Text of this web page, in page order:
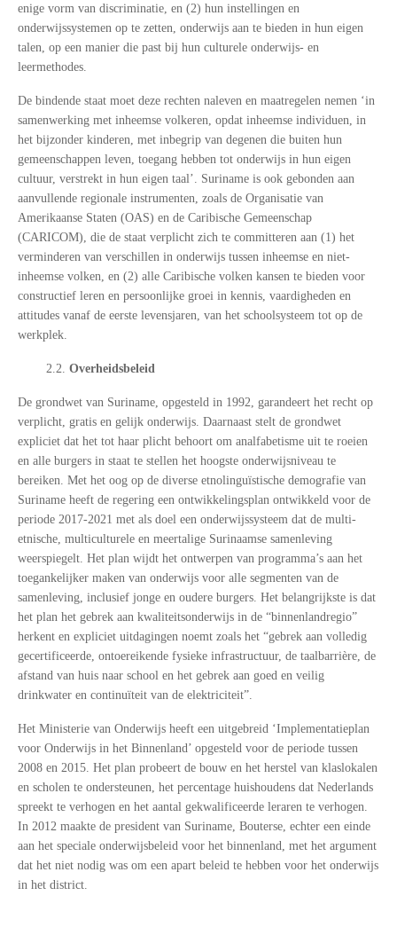
enige vorm van discriminatie, en (2) hun instellingen en
onderwijssystemen op te zetten, onderwijs aan te bieden in hun eigen
talen, op een manier die past bij hun culturele onderwijs- en
leermethodes.
De bindende staat moet deze rechten naleven en maatregelen nemen ‘in
samenwerking met inheemse volkeren, opdat inheemse individuen, in
het bijzonder kinderen, met inbegrip van degenen die buiten hun
gemeenschappen leven, toegang hebben tot onderwijs in hun eigen
cultuur, verstrekt in hun eigen taal’. Suriname is ook gebonden aan
aanvullende regionale instrumenten, zoals de Organisatie van
Amerikaanse Staten (OAS) en de Caribische Gemeenschap
(CARICOM), die de staat verplicht zich te committeren aan (1) het
verminderen van verschillen in onderwijs tussen inheemse en niet-
inheemse volken, en (2) alle Caribische volken kansen te bieden voor
constructief leren en persoonlijke groei in kennis, vaardigheden en
attitudes vanaf de eerste levensjaren, van het schoolsysteem tot op de
werkplek.
2.2. Overheidsbeleid
De grondwet van Suriname, opgesteld in 1992, garandeert het recht op
verplicht, gratis en gelijk onderwijs. Daarnaast stelt de grondwet
expliciet dat het tot haar plicht behoort om analfabetisme uit te roeien
en alle burgers in staat te stellen het hoogste onderwijsniveau te
bereiken. Met het oog op de diverse etnolinguïstische demografie van
Suriname heeft de regering een ontwikkelingsplan ontwikkeld voor de
periode 2017-2021 met als doel een onderwijssysteem dat de multi-
etnische, multiculturele en meertalige Surinaamse samenleving
weerspiegelt. Het plan wijdt het ontwerpen van programma’s aan het
toegankelijker maken van onderwijs voor alle segmenten van de
samenleving, inclusief jonge en oudere burgers. Het belangrijkste is dat
het plan het gebrek aan kwaliteitsonderwijs in de “binnenlandregio”
herkent en expliciet uitdagingen noemt zoals het “gebrek aan volledig
gecertificeerde, ontoereikende fysieke infrastructuur, de taalbarrière, de
afstand van huis naar school en het gebrek aan goed en veilig
drinkwater en continuïteit van de elektriciteit”.
Het Ministerie van Onderwijs heeft een uitgebreid ‘Implementatieplan
voor Onderwijs in het Binnenland’ opgesteld voor de periode tussen
2008 en 2015. Het plan probeert de bouw en het herstel van klaslokalen
en scholen te ondersteunen, het percentage huishoudens dat Nederlands
spreekt te verhogen en het aantal gekwalificeerde leraren te verhogen.
In 2012 maakte de president van Suriname, Bouterse, echter een einde
aan het speciale onderwijsbeleid voor het binnenland, met het argument
dat het niet nodig was om een apart beleid te hebben voor het onderwijs
in het district.